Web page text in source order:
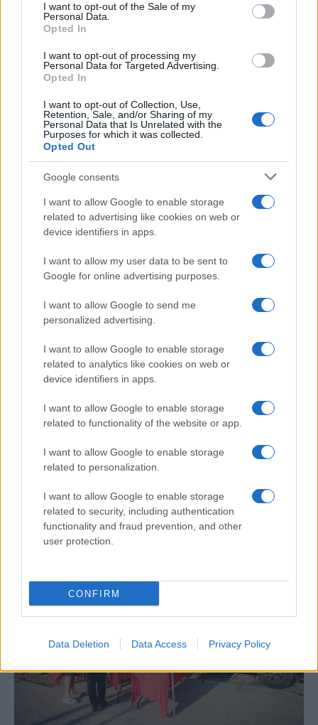
I want to opt-out of the Sale of my
Personal Data.
Opted In
I want to opt-out of processing my
Personal Data for Targeted Advertising.
Opted In
I want to opt-out of Collection, Use,
Retention, Sale, and/or Sharing of my
Personal Data that Is Unrelated with the
Purposes for which it was collected.
Opted Out
Google consents
I want to allow Google to enable storage
related to advertising like cookies on web or
device identifiers in apps.
I want to allow my user data to be sent to
Google for online advertising purposes.
I want to allow Google to send me
personalized advertising.
I want to allow Google to enable storage
related to analytics like cookies on web or
device identifiers in apps.
I want to allow Google to enable storage
related to functionality of the website or app.
I want to allow Google to enable storage
related to personalization.
I want to allow Google to enable storage
related to security, including authentication
functionality and fraud prevention, and other
user protection.
CONFIRM
Data Deletion Data Access Privacy Policy
Zsen Cseng-fej, a Huawei alapítója és elnök-
vezérigazgatója korábban leszögezte, hogy a
cég eddig sem osztott meg, és a jövőben sem
fog semmilyen adatot megosztani a kínai
hatóságokkal.
A Huawei jelenleg a világ második legnagyobb
okostelefon-gyártója és a vezető a távközlési
berendezések piacán.
Egy különleges családi járattal 140 új
alijázó érkezett Izraelbe